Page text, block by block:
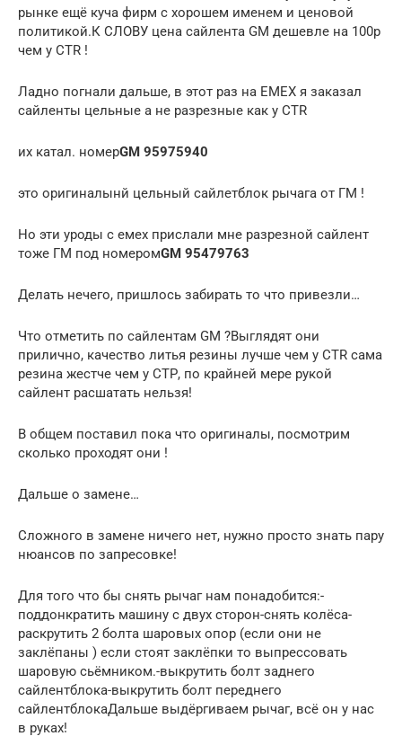
рынке ещё куча фирм с хорошем именем и ценовой
политикой.К СЛОВУ цена сайлента GM дешевле на 100р
чем у CTR !
Ладно погнали дальше, в этот раз на ЕМЕХ я заказал
сайленты цельные а не разрезные как у СTR
их катал. номерGM 95975940
это оригиналынй цельный сайлетблок рычага от ГМ !
Но эти уроды с емех прислали мне разрезной сайлент
тоже ГМ под номеромGM 95479763
Делать нечего, пришлось забирать то что привезли…
Что отметить по сайлентам GM ?Выглядят они
прилично, качество литья резины лучше чем у CTR сама
резина жестче чем у СТР, по крайней мере рукой
сайлент расшатать нельзя!
В общем поставил пока что оригиналы, посмотрим
сколько проходят они !
Дальше о замене…
Сложного в замене ничего нет, нужно просто знать пару
нюансов по запресовке!
Для того что бы снять рычаг нам понадобится:-
поддонкратить машину с двух сторон-снять колёса-
раскрутить 2 болта шаровых опор (если они не
заклёпаны ) если стоят заклёпки то выпрессовать
шаровую сьёмником.-выкрутить болт заднего
сайлентблока-выкрутить болт переднего
сайлентблокаДальше выдёргиваем рычаг, всё он у нас
в руках!